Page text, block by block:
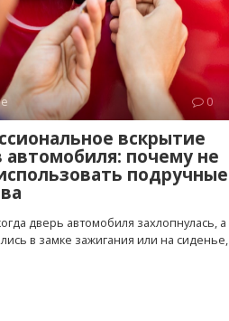
0
вскрытие
автомобиля: почему не
подручные
дверь автомобиля захлопнулась, а
в замке зажигания или на сиденье,